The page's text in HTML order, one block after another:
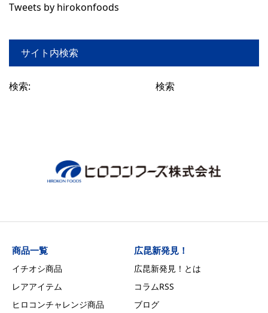
Tweets by hirokonfoods
サイト内検索
検索:
商品一覧
イチオシ商品
レアアイテム
ヒロコンチャレンジ商品
広昆新発見！
広昆新発見！とは
コラムRSS
ブログ